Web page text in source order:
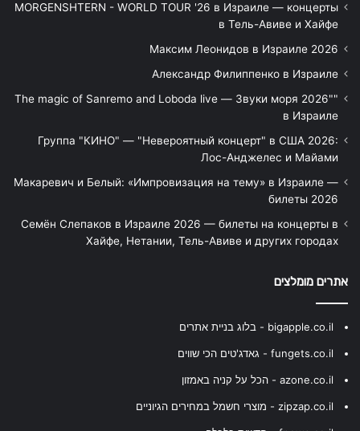
MORGENSHTERN - WORLD TOUR '26 в Израиле — концерты
в Тель-Авиве и Хайфе
Максим Леонидов в Израиле 2026
Александр Филиппенко в Израиле
"The magic of Sanremo and Loboda live — Звуки моря 2026"
в Израиле
Группа "КИНО" — "Невероятный концерт" в США 2026:
Лос-Анджелес и Майами
Макаревич и Белый: «Импровизация на тему» в Израиле —
билеты 2026
Семён Слепаков в Израиле 2026 — билеты на концерты в
Хайфе, Нетании, Тель-Авиве и других городах
אתרים מומלצים
bigapple.co.il - בלוג בניית אתרים
fungets.co.il - גאדג'טים הכי שווים
azone.co.il - הכל על קניה באמזון
zipzap.co.il - מוצרי חשמל במחירים הגיוניים